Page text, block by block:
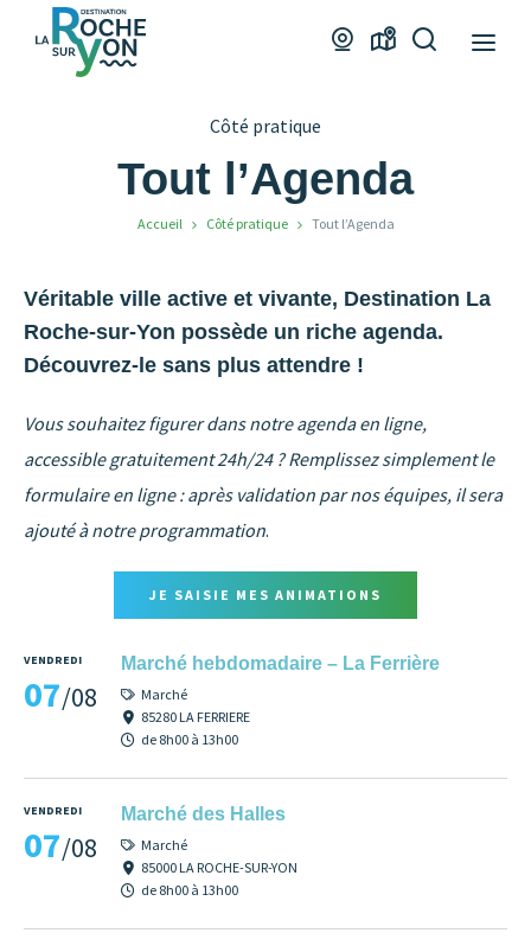
Office
de
Webcams
Carte
Côté pratique
Tout l’Agenda
Accueil Côté pratique Tout l’Agenda
Véritable ville active et vivante, Destination La
Roche-sur-Yon possède un riche agenda.
Découvrez-le sans plus attendre !
Vous souhaitez figurer dans notre agenda en ligne,
accessible gratuitement 24h/24 ? Remplissez simplement le
formulaire en ligne : après validation par nos équipes, il sera
ajouté à notre programmation.
JE SAISIE MES ANIMATIONS
VENDREDI
07/08
Marché hebdomadaire – La Ferrière
Marché
85280 LA FERRIERE
de 8h00 à 13h00
VENDREDI
07/08
Marché des Halles
Marché
85000 LA ROCHE-SUR-YON
de 8h00 à 13h00